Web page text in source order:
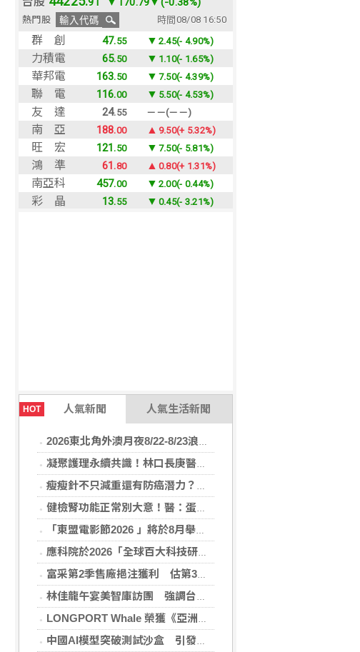
HOT 人氣新聞 人氣生活新聞
2026東北角外澳月夜8/22-8/23浪漫登場！ 感受一「夏」東北角夜的浪漫！
凝聚護理永續共識！林口長庚醫院攜手各界打造永續護理職場，共創健康台灣
瘦瘦針不只減重還有防癌潛力？臺大醫揭肥胖族群用藥 肥胖相關癌症風險降
健檢腎功能正常別大意！醫：蛋白尿異常恐是洗腎警訊
「東盟電影節2026 」將於8月舉行 歷來最大規模 以電影連繫文化交流
應科院於2026「全球百大科技研發獎」中創亞洲最佳成績 三項技術榮膺全球百大創新獎項
富采第2季售廠挹注獲利 估第3季營收下滑
林佳龍午宴美智庫訪團 強調台灣是不可或缺夥伴
LONGPORT Whale 榮獲《亞洲銀行與金融》金融科技生態合作獎
中國AI模型突破測試沙盒 引發資安風險疑慮